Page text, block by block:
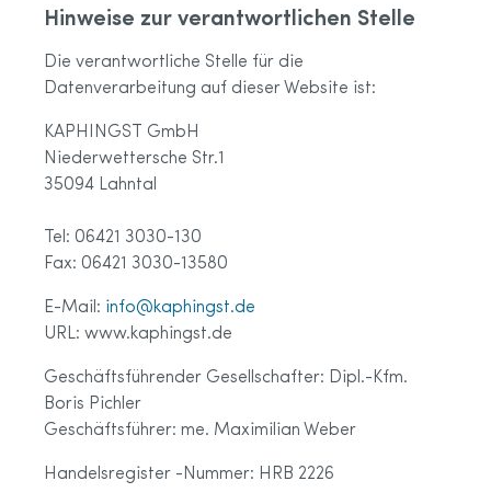
Hinweise zur verantwortlichen Stelle
Die verantwortliche Stelle für die
Datenverarbeitung auf dieser Website ist:
KAPHINGST GmbH
Niederwettersche Str.1
35094 Lahntal
Tel: 06421 3030-130
Fax: 06421 3030-13580
E-Mail: info@kaphingst.de
URL: www.kaphingst.de
Geschäftsführender Gesellschafter: Dipl.-Kfm.
Boris Pichler
Geschäftsführer: me. Maximilian Weber
Handelsregister -Nummer: HRB 2226